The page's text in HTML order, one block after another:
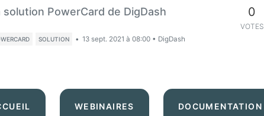
solution PowerCard de DigDash
SOLUTION • 13 sept. 2021 à 08:00 • DigDash
0
VOTES
WEBINAIRES DOCUMENTATION